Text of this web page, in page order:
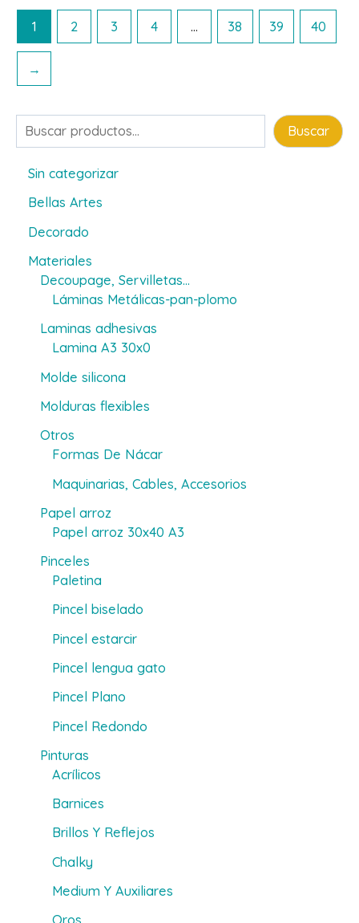
Buscar Buscar
Sin categorizar
Bellas Artes
Decorado
Materiales
Decoupage, Servilletas...
Láminas Metálicas-pan-plomo
Laminas adhesivas
Lamina A3 30x0
Molde silicona
Molduras flexibles
Otros
Formas De Nácar
Maquinarias, Cables, Accesorios
Papel arroz
Papel arroz 30x40 A3
Pinceles
Paletina
Pincel biselado
Pincel estarcir
Pincel lengua gato
Pincel Plano
Pincel Redondo
Pinturas
Acrílicos
Barnices
Brillos Y Reflejos
Chalky
Medium Y Auxiliares
1 2 3 4 … 38 39 40
→